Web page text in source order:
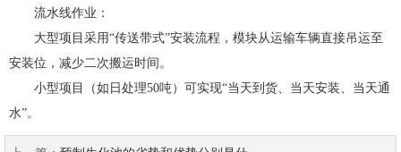
流水线作业：
大型项目采用“传送带式”安装流程，模块从运输车辆直接吊运至
安装位，减少二次搬运时间。
小型项目（如日处理50吨）可实现“当天到货、当天安装、当天通
水”。